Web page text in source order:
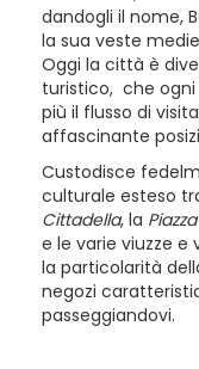
dandogli il nome,
la sua veste
Oggi la città è
turistico, che
più il flusso di
affascinante
Custodisce
culturale esteso
Cittadella, la
e le varie viuzze e
la particolarità
negozi
passeggiandovi.